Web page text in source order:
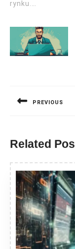
rynku.…
PREVIOUS
Related